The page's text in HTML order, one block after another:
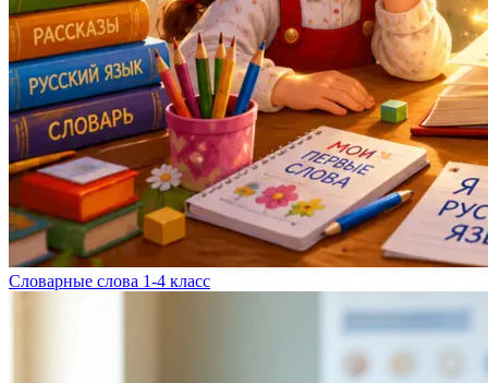
Словарные слова 1-4 класс